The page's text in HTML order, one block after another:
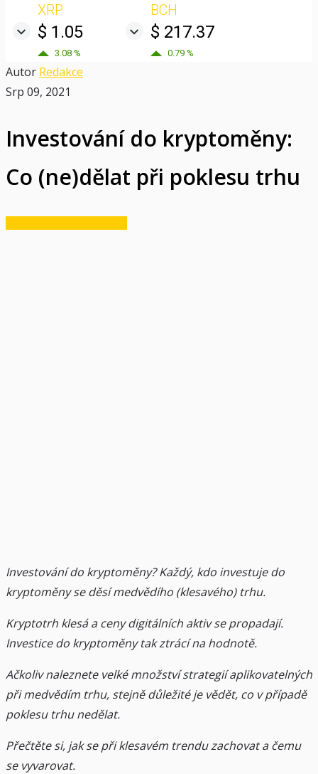
XRP
$ 1.05
3.08 %
BCH
$ 217.37
0.79 %
Autor Redakce
Srp 09, 2021
Investování do kryptoměny:
Co (ne)dělat při poklesu trhu
Investování do kryptoměny? Každý, kdo investuje do
kryptoměny se děsí medvědího (klesavého) trhu.
Kryptotrh klesá a ceny digitálních aktiv se propadají.
Investice do kryptoměny tak ztrácí na hodnotě.
Ačkoliv naleznete velké množství strategií aplikovatelných
při medvědím trhu, stejně důležité je vědět, co v případě
poklesu trhu nedělat.
Přečtěte si, jak se při klesavém trendu zachovat a čemu
se vyvarovat.